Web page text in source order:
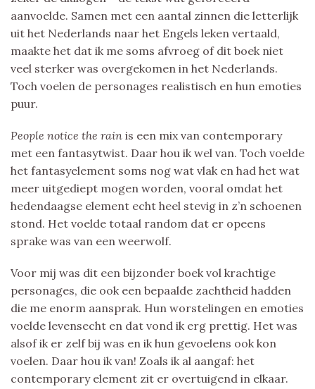
aanvoelde. Samen met een aantal zinnen die letterlijk
uit het Nederlands naar het Engels leken vertaald,
maakte het dat ik me soms afvroeg of dit boek niet
veel sterker was overgekomen in het Nederlands.
Toch voelen de personages realistisch en hun emoties
puur.
People notice the rain is een mix van contemporary
met een fantasytwist. Daar hou ik wel van. Toch voelde
het fantasyelement soms nog wat vlak en had het wat
meer uitgediept mogen worden, vooral omdat het
hedendaagse element echt heel stevig in z’n schoenen
stond. Het voelde totaal random dat er opeens
sprake was van een weerwolf.
Voor mij was dit een bijzonder boek vol krachtige
personages, die ook een bepaalde zachtheid hadden
die me enorm aansprak. Hun worstelingen en emoties
voelde levensecht en dat vond ik erg prettig. Het was
alsof ik er zelf bij was en ik hun gevoelens ook kon
voelen. Daar hou ik van! Zoals ik al aangaf: het
contemporary element zit er overtuigend in elkaar.